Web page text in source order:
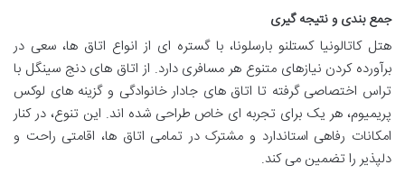
جمع بندی و نتیجه گیری
هتل کاتالونیا کستلنو بارسلونا، با گستره ای از انواع اتاق ها، سعی در
برآورده کردن نیازهای متنوع هر مسافری دارد. از اتاق های دنج سینگل با
تراس اختصاصی گرفته تا اتاق های جادار خانوادگی و گزینه های لوکس
پریمیوم، هر یک برای تجربه ای خاص طراحی شده اند. این تنوع، در کنار
امکانات رفاهی استاندارد و مشترک در تمامی اتاق ها، اقامتی راحت و
دلپذیر را تضمین می کند.